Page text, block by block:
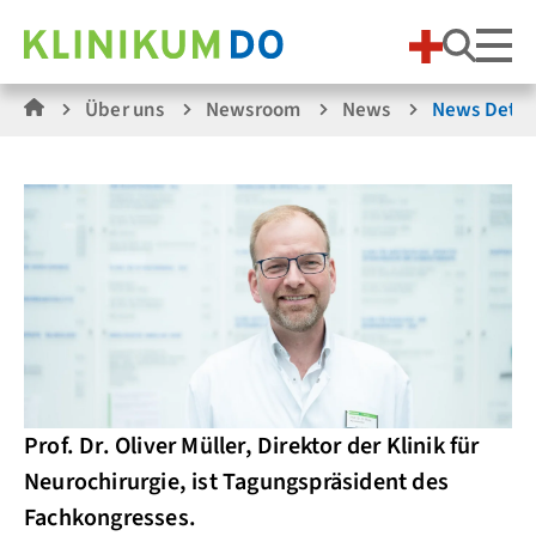
Über uns Newsroom News News
Prof. Dr. Oliver Müller, Direktor der Klinik für
Neurochirurgie, ist Tagungspräsident des
Fachkongresses.